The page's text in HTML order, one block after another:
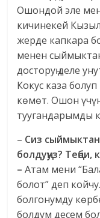
Ошондой эле
кичинекей
жерде капкара
менен
досторуң деле
Кокус каза болуп
көмөт. Ошон
туугандарымды
– Сиз
болдуңуз?
–Атам мени
болот” деп
болгонумду
болдум десем